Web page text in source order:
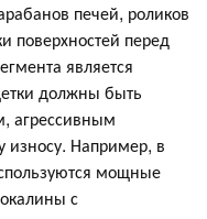
печей, роликов
поверхностей перед
является
должны быть
агрессивным
Например, в
мощные
с